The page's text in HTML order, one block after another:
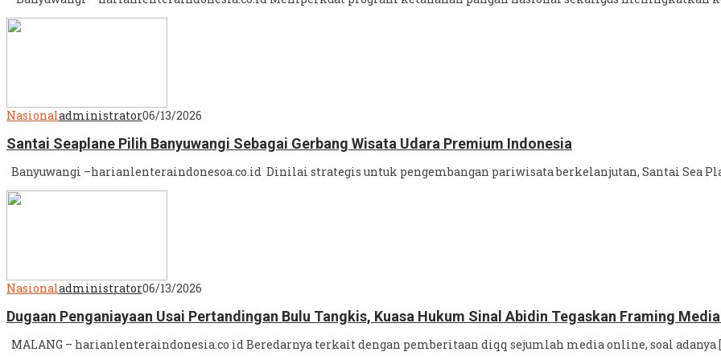
Nasionaladministrator06/13/2026
Santai Seaplane Pilih Banyuwangi Sebagai Gerbang Wisata Udara Premium Indonesia
Banyuwangi –harianlenteraindonesoa.co.id Dinilai strategis untuk pengembangan pariwisata berkelanjutan, Santai Sea
Nasionaladministrator06/13/2026
Dugaan Penganiayaan Usai Pertandingan Bulu Tangkis, Kuasa Hukum Sinal Abidin Tegaskan Framing
MALANG – harianlenteraindonesia.co id Beredarnya terkait dengan pemberitaan diqq sejumlah media online, soal adanya